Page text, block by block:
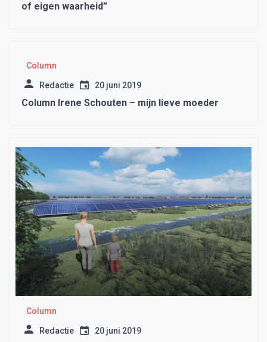
of eigen waarheid”
Column
Redactie 20 juni 2019
Column Irene Schouten – mijn lieve moeder
Column
Redactie 20 juni 2019